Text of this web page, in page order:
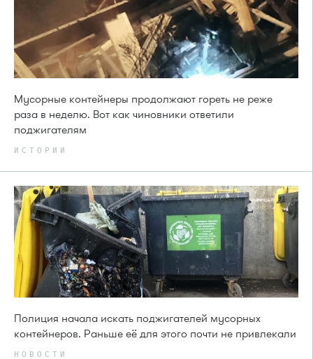
Мусорные контейнеры продолжают гореть не реже
раза в неделю. Вот как чиновники ответили
поджигателям
ИСТОРИИ
Полиция начала искать поджигателей мусорных
контейнеров. Раньше её для этого почти не привлекали
НОВОСТИ